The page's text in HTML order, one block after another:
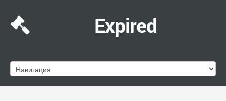
Expired